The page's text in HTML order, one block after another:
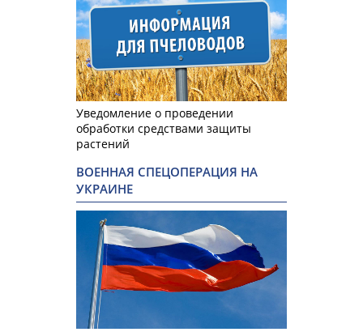
Уведомление о проведении
обработки средствами защиты
растений
ВОЕННАЯ СПЕЦОПЕРАЦИЯ НА
УКРАИНЕ